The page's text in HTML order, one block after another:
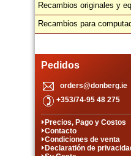
Recambios originales y
Recambios para
Pedidos
orders@donberg.ie
+353/74-95 48 275
Precios, Pago y Costos
Contacto
Condiciones de venta
Declaratión de